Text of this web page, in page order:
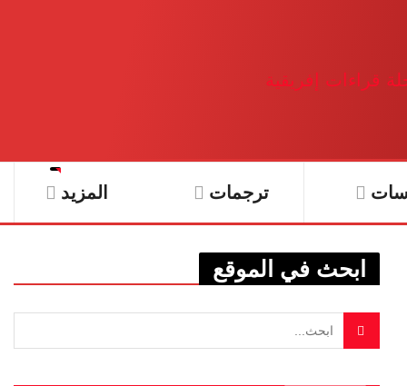
ترجمات المزيد
ابحث في الموقع